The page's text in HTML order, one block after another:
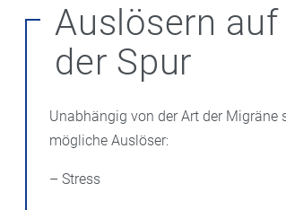
Auslösern auf
der Spur
Unabhängig von der Art der Migräne
mögliche Auslöser:
– Stress